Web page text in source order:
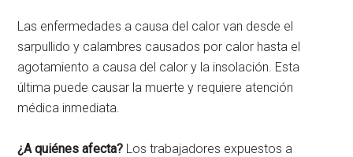
Las enfermedades a causa del calor van desde el
sarpullido y calambres causados por calor hasta el
agotamiento a causa del calor y la insolación. Esta
última puede causar la muerte y requiere atención
médica inmediata.
¿A quiénes afecta? Los trabajadores expuestos a